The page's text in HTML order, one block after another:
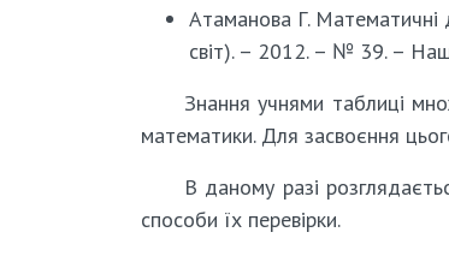
Атаманова Г. Математичні
світ). – 2012. – № 39. –
Знання учнями таблиці
математики. Для засвоєння
В даному разі
способи їх перевірки.